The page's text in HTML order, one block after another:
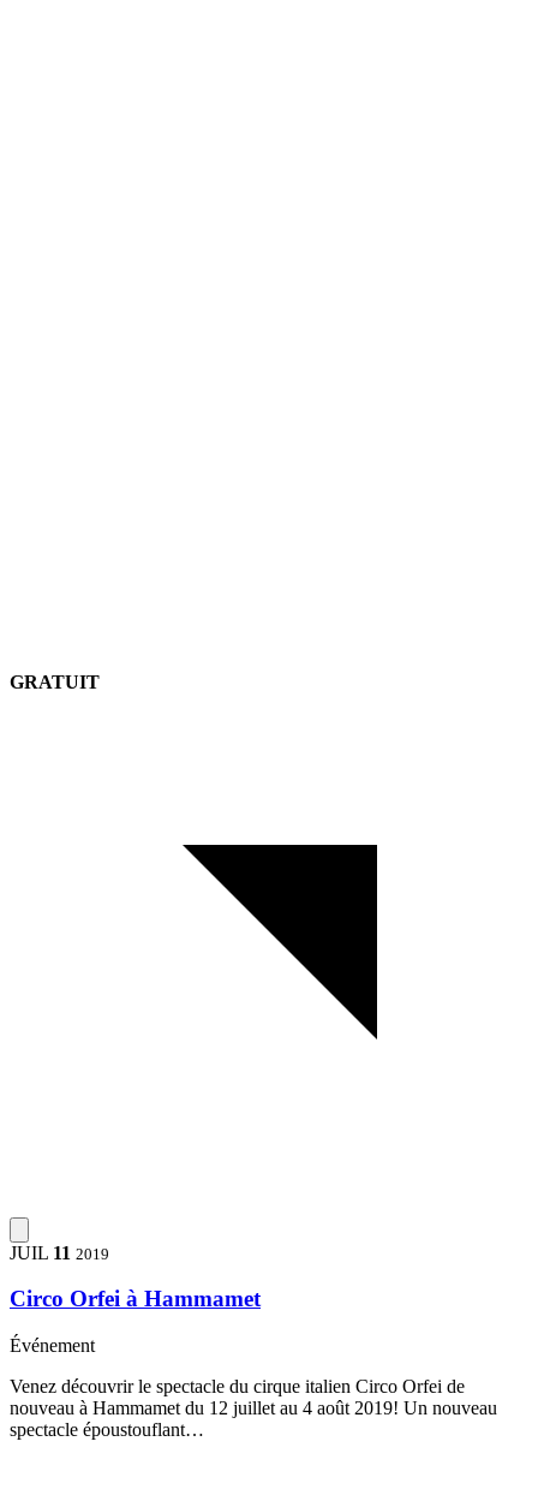
GRATUIT
JUIL 11 2019
Circo Orfei à Hammamet
Événement
Venez découvrir le spectacle du cirque italien Circo Orfei de
nouveau à Hammamet du 12 juillet au 4 août 2019! Un nouveau
spectacle époustouflant…